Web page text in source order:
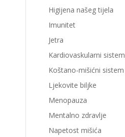
Higijena našeg tijela
Imunitet
Jetra
Kardiovaskularni sistem
Koštano-mišićni sistem
Ljekovite biljke
Menopauza
Mentalno zdravlje
Napetost mišića